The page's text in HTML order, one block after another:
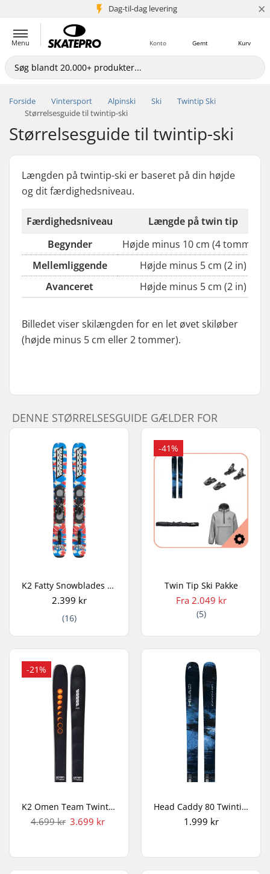
Dag-til-dag levering
5+ mio. kunder ×
Menu Kurv
Gemt
Konto
Forside Vintersport Alpinski Ski
Twintip Ski
Størrelsesguide til twintip-ski
Størrelsesguide til twintip-ski
Længden på twintip-ski er baseret på din højde
og dit færdighedsniveau.
Færdighedsniveau
Længde på twin tip
Begynder
Højde minus 10 cm (4 tommer)
Mellemliggende
Højde minus 5 cm (2 in)
Avanceret
Højde minus 5 cm (2 in)
Billedet viser skilængden for en let øvet skiløber
(højde minus 5 cm eller 2 tommer).
DENNE STØRRELSESGUIDE GÆLDER FOR
K2 Fatty Snowblades Twintip Ski
2.399 kr
(16)
-41%
Twin Tip Ski Pakke
Fra 2.049 kr
(5)
-21%
K2 Omen Team Twintip Ski
4.699 kr 3.699 kr
Head Caddy 80 Twintip Ski
1.999 kr